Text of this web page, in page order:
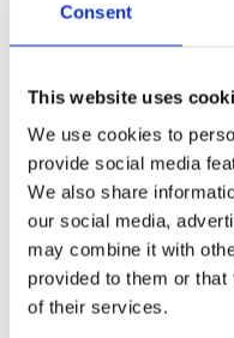
Consent
This website uses
We use cookies to
provide social media
We also share
our social media,
may combine it with
provided to them or
of their services.
Турбіна A1
Турбіна A3
Турбіна A5
Турбіна A7